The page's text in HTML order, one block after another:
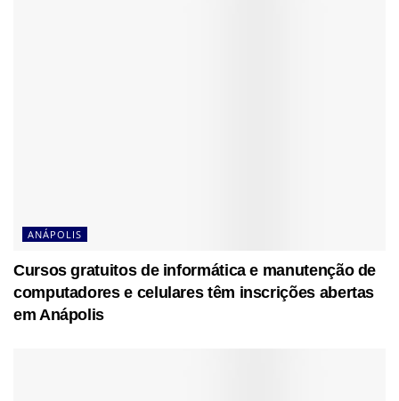
ANÁPOLIS
Cursos gratuitos de informática e manutenção de
computadores e celulares têm inscrições abertas
em Anápolis